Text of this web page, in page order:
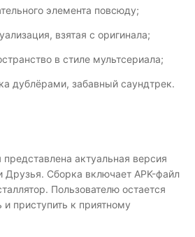
элемента повсюду;
взятая с оригинала;
в стиле мультсериала;
дублёрами, забавный саундтрек.
актуальная версия
Сборка включает APK-файл
Пользователю остается
и приступить к приятному